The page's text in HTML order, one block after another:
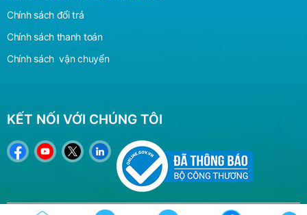
Chính sách đổi trả
Chính sách thanh toán
Chính sách vận chuyển
KẾT NỐI VỚI CHÚNG TÔI